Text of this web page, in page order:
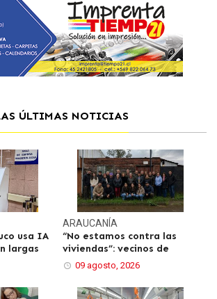
ÚLTIMAS NOTICIAS
usa IA
largas
ARAUCANÍA
“No estamos contra las
viviendas”: vecinos de
09 agosto, 2026